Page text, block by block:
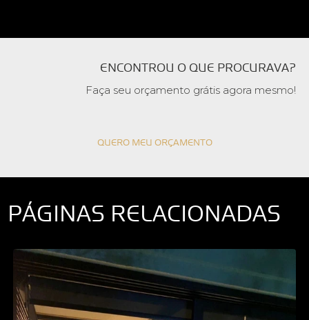
ENCONTROU O QUE PROCURAVA?
Faça seu orçamento grátis agora mesmo!
QUERO MEU ORÇAMENTO
PÁGINAS RELACIONADAS